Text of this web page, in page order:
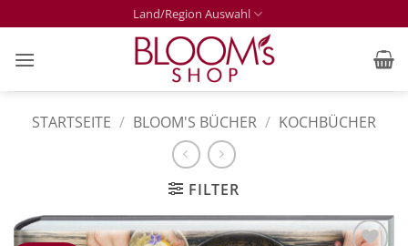
Inhalt
springen
Land/Region Auswahl
STARTSEITE / BLOOM'S BÜCHER / KOCHBÜCHER
FILTER